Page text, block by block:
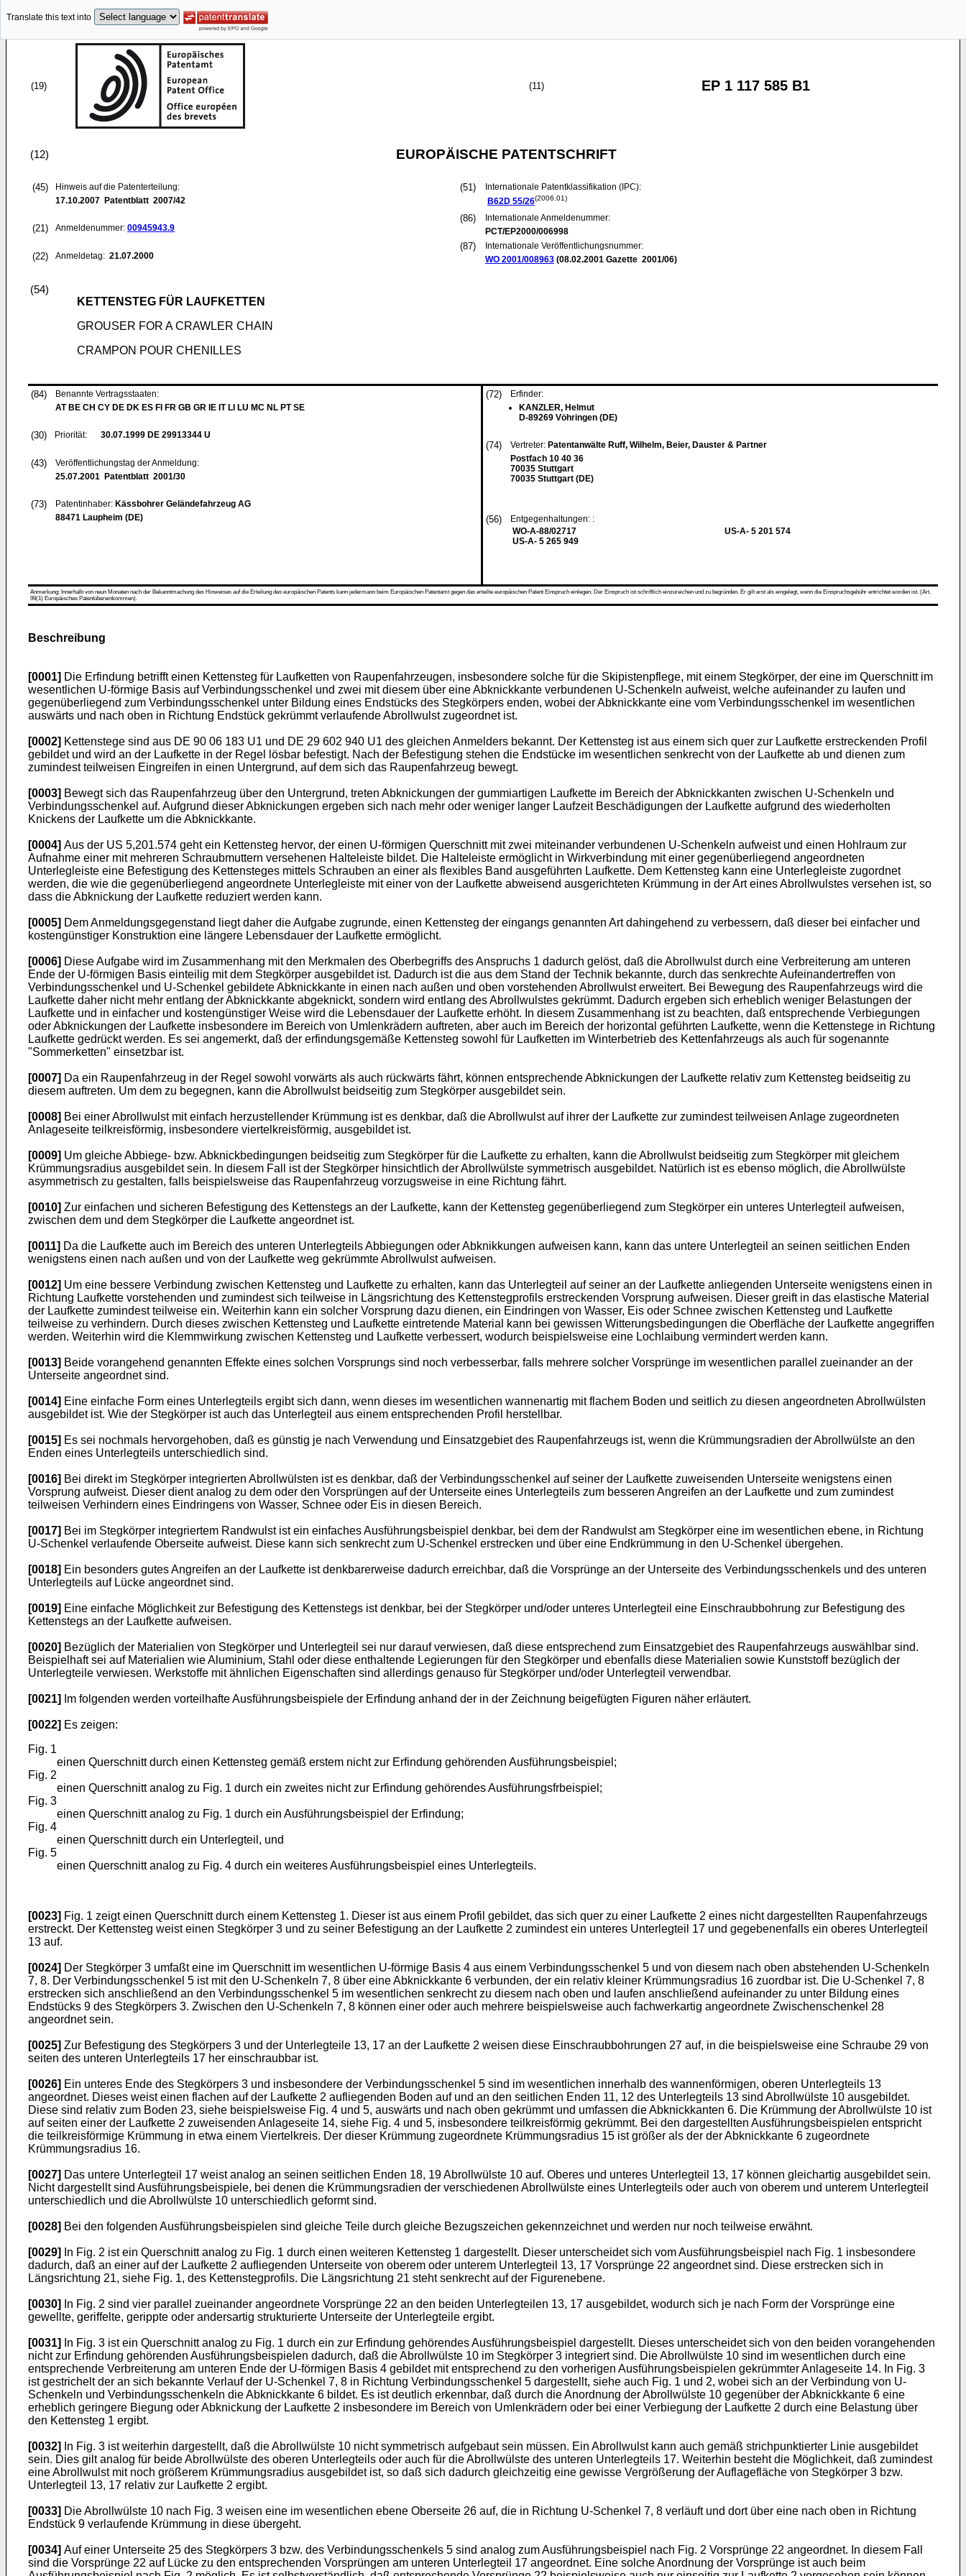
Translate this text into
(19) (11) EP 1 117 585 B1
(12) EUROPÄISCHE PATENTSCHRIFT
(45)
Hinweis auf die Patenterteilung:
17.10.2007 Patentblatt 2007/42
(21) Anmeldenummer: 00945943.9
(22) Anmeldetag: 21.07.2000
(51)
Internationale Patentklassifikation (IPC):
B62D 55/26(2006.01)
(86)
Internationale Anmeldenummer:
PCT/EP2000/006998
(87)
Internationale Veröffentlichungsnummer:
WO 2001/008963 (08.02.2001 Gazette 2001/06)
(54)
KETTENSTEG FÜR LAUFKETTEN
GROUSER FOR A CRAWLER CHAIN
CRAMPON POUR CHENILLES
(84)
Benannte Vertragsstaaten:
AT BE CH CY DE DK ES FI FR GB GR IE IT LI LU MC NL PT SE
(30) Priorität: 30.07.1999 DE 29913344 U
(43)
Veröffentlichungstag der Anmeldung:
25.07.2001 Patentblatt 2001/30
(73) Patentinhaber: Kässbohrer Geländefahrzeug AG
88471 Laupheim (DE)
(72)
Erfinder:
KANZLER, Helmut
D-89269 Vöhringen (DE)
(74) Vertreter: Patentanwälte Ruff, Wilhelm, Beier, Dauster & Partner
Postfach 10 40 36
70035 Stuttgart
70035 Stuttgart (DE)
(56)
Entgegenhaltungen: :
WO-A-88/02717
US-A- 5 265 949
US-A- 5 201 574
Anmerkung: Innerhalb von neun Monaten nach der Bekanntmachung des Hinweises auf die Erteilung des europäischen Patents kann jedermann beim Europäischen Patentamt gegen das erteilte europäischen Patent Einspruch einlegen. Der Einspruch ist schriftlich einzureichen und zu begründen. Er gilt erst als eingelegt, wenn die Einspruchsgebühr entrichtet worden ist. (Art.
99(1) Europäisches Patentübereinkommen).
Beschreibung
[0001] Die Erfindung betrifft einen Kettensteg für Laufketten von Raupenfahrzeugen, insbesondere solche für die Skipistenpflege, mit einem Stegkörper, der eine im Querschnitt im
wesentlichen U-förmige Basis auf Verbindungsschenkel und zwei mit diesem über eine Abknickkante verbundenen U-Schenkeln aufweist, welche aufeinander zu laufen und
gegenüberliegend zum Verbindungsschenkel unter Bildung eines Endstücks des Stegkörpers enden, wobei der Abknickkante eine vom Verbindungsschenkel im wesentlichen
auswärts und nach oben in Richtung Endstück gekrümmt verlaufende Abrollwulst zugeordnet ist.
[0002] Kettenstege sind aus DE 90 06 183 U1 und DE 29 602 940 U1 des gleichen Anmelders bekannt. Der Kettensteg ist aus einem sich quer zur Laufkette erstreckenden Profil
gebildet und wird an der Laufkette in der Regel lösbar befestigt. Nach der Befestigung stehen die Endstücke im wesentlichen senkrecht von der Laufkette ab und dienen zum
zumindest teilweisen Eingreifen in einen Untergrund, auf dem sich das Raupenfahrzeug bewegt.
[0003] Bewegt sich das Raupenfahrzeug über den Untergrund, treten Abknickungen der gummiartigen Laufkette im Bereich der Abknickkanten zwischen U-Schenkeln und
Verbindungsschenkel auf. Aufgrund dieser Abknickungen ergeben sich nach mehr oder weniger langer Laufzeit Beschädigungen der Laufkette aufgrund des wiederholten
Knickens der Laufkette um die Abknickkante.
[0004] Aus der US 5,201.574 geht ein Kettensteg hervor, der einen U-förmigen Querschnitt mit zwei miteinander verbundenen U-Schenkeln aufweist und einen Hohlraum zur
Aufnahme einer mit mehreren Schraubmuttern versehenen Halteleiste bildet. Die Halteleiste ermöglicht in Wirkverbindung mit einer gegenüberliegend angeordneten
Unterlegleiste eine Befestigung des Kettensteges mittels Schrauben an einer als flexibles Band ausgeführten Laufkette. Dem Kettensteg kann eine Unterlegleiste zugordnet
werden, die wie die gegenüberliegend angeordnete Unterlegleiste mit einer von der Laufkette abweisend ausgerichteten Krümmung in der Art eines Abrollwulstes versehen ist, so
dass die Abknickung der Laufkette reduziert werden kann.
[0005] Dem Anmeldungsgegenstand liegt daher die Aufgabe zugrunde, einen Kettensteg der eingangs genannten Art dahingehend zu verbessern, daß dieser bei einfacher und
kostengünstiger Konstruktion eine längere Lebensdauer der Laufkette ermöglicht.
[0006] Diese Aufgabe wird im Zusammenhang mit den Merkmalen des Oberbegriffs des Anspruchs 1 dadurch gelöst, daß die Abrollwulst durch eine Verbreiterung am unteren
Ende der U-förmigen Basis einteilig mit dem Stegkörper ausgebildet ist. Dadurch ist die aus dem Stand der Technik bekannte, durch das senkrechte Aufeinandertreffen von
Verbindungsschenkel und U-Schenkel gebildete Abknickkante in einen nach außen und oben vorstehenden Abrollwulst erweitert. Bei Bewegung des Raupenfahrzeugs wird die
Laufkette daher nicht mehr entlang der Abknickkante abgeknickt, sondern wird entlang des Abrollwulstes gekrümmt. Dadurch ergeben sich erheblich weniger Belastungen der
Laufkette und in einfacher und kostengünstiger Weise wird die Lebensdauer der Laufkette erhöht. In diesem Zusammenhang ist zu beachten, daß entsprechende Verbiegungen
oder Abknickungen der Laufkette insbesondere im Bereich von Umlenkrädern auftreten, aber auch im Bereich der horizontal geführten Laufkette, wenn die Kettenstege in Richtung
Laufkette gedrückt werden. Es sei angemerkt, daß der erfindungsgemäße Kettensteg sowohl für Laufketten im Winterbetrieb des Kettenfahrzeugs als auch für sogenannte
"Sommerketten" einsetzbar ist.
[0007] Da ein Raupenfahrzeug in der Regel sowohl vorwärts als auch rückwärts fährt, können entsprechende Abknickungen der Laufkette relativ zum Kettensteg beidseitig zu
diesem auftreten. Um dem zu begegnen, kann die Abrollwulst beidseitig zum Stegkörper ausgebildet sein.
[0008] Bei einer Abrollwulst mit einfach herzustellender Krümmung ist es denkbar, daß die Abrollwulst auf ihrer der Laufkette zur zumindest teilweisen Anlage zugeordneten
Anlageseite teilkreisförmig, insbesondere viertelkreisförmig, ausgebildet ist.
[0009] Um gleiche Abbiege- bzw. Abknickbedingungen beidseitig zum Stegkörper für die Laufkette zu erhalten, kann die Abrollwulst beidseitig zum Stegkörper mit gleichem
Krümmungsradius ausgebildet sein. In diesem Fall ist der Stegkörper hinsichtlich der Abrollwülste symmetrisch ausgebildet. Natürlich ist es ebenso möglich, die Abrollwülste
asymmetrisch zu gestalten, falls beispielsweise das Raupenfahrzeug vorzugsweise in eine Richtung fährt.
[0010] Zur einfachen und sicheren Befestigung des Kettenstegs an der Laufkette, kann der Kettensteg gegenüberliegend zum Stegkörper ein unteres Unterlegteil aufweisen,
zwischen dem und dem Stegkörper die Laufkette angeordnet ist.
[0011] Da die Laufkette auch im Bereich des unteren Unterlegteils Abbiegungen oder Abknikkungen aufweisen kann, kann das untere Unterlegteil an seinen seitlichen Enden
wenigstens einen nach außen und von der Laufkette weg gekrümmte Abrollwulst aufweisen.
[0012] Um eine bessere Verbindung zwischen Kettensteg und Laufkette zu erhalten, kann das Unterlegteil auf seiner an der Laufkette anliegenden Unterseite wenigstens einen in
Richtung Laufkette vorstehenden und zumindest sich teilweise in Längsrichtung des Kettenstegprofils erstreckenden Vorsprung aufweisen. Dieser greift in das elastische Material
der Laufkette zumindest teilweise ein. Weiterhin kann ein solcher Vorsprung dazu dienen, ein Eindringen von Wasser, Eis oder Schnee zwischen Kettensteg und Laufkette
teilweise zu verhindern. Durch dieses zwischen Kettensteg und Laufkette eintretende Material kann bei gewissen Witterungsbedingungen die Oberfläche der Laufkette angegriffen
werden. Weiterhin wird die Klemmwirkung zwischen Kettensteg und Laufkette verbessert, wodurch beispielsweise eine Lochlaibung vermindert werden kann.
[0013] Beide vorangehend genannten Effekte eines solchen Vorsprungs sind noch verbesserbar, falls mehrere solcher Vorsprünge im wesentlichen parallel zueinander an der
Unterseite angeordnet sind.
[0014] Eine einfache Form eines Unterlegteils ergibt sich dann, wenn dieses im wesentlichen wannenartig mit flachem Boden und seitlich zu diesen angeordneten Abrollwülsten
ausgebildet ist. Wie der Stegkörper ist auch das Unterlegteil aus einem entsprechenden Profil herstellbar.
[0015] Es sei nochmals hervorgehoben, daß es günstig je nach Verwendung und Einsatzgebiet des Raupenfahrzeugs ist, wenn die Krümmungsradien der Abrollwülste an den
Enden eines Unterlegteils unterschiedlich sind.
[0016] Bei direkt im Stegkörper integrierten Abrollwülsten ist es denkbar, daß der Verbindungsschenkel auf seiner der Laufkette zuweisenden Unterseite wenigstens einen
Vorsprung aufweist. Dieser dient analog zu dem oder den Vorsprüngen auf der Unterseite eines Unterlegteils zum besseren Angreifen an der Laufkette und zum zumindest
teilweisen Verhindern eines Eindringens von Wasser, Schnee oder Eis in diesen Bereich.
[0017] Bei im Stegkörper integriertem Randwulst ist ein einfaches Ausführungsbeispiel denkbar, bei dem der Randwulst am Stegkörper eine im wesentlichen ebene, in Richtung
U-Schenkel verlaufende Oberseite aufweist. Diese kann sich senkrecht zum U-Schenkel erstrecken und über eine Endkrümmung in den U-Schenkel übergehen.
[0018] Ein besonders gutes Angreifen an der Laufkette ist denkbarerweise dadurch erreichbar, daß die Vorsprünge an der Unterseite des Verbindungsschenkels und des unteren
Unterlegteils auf Lücke angeordnet sind.
[0019] Eine einfache Möglichkeit zur Befestigung des Kettenstegs ist denkbar, bei der Stegkörper und/oder unteres Unterlegteil eine Einschraubbohrung zur Befestigung des
Kettenstegs an der Laufkette aufweisen.
[0020] Bezüglich der Materialien von Stegkörper und Unterlegteil sei nur darauf verwiesen, daß diese entsprechend zum Einsatzgebiet des Raupenfahrzeugs auswählbar sind.
Beispielhaft sei auf Materialien wie Aluminium, Stahl oder diese enthaltende Legierungen für den Stegkörper und ebenfalls diese Materialien sowie Kunststoff bezüglich der
Unterlegteile verwiesen. Werkstoffe mit ähnlichen Eigenschaften sind allerdings genauso für Stegkörper und/oder Unterlegteil verwendbar.
[0021] Im folgenden werden vorteilhafte Ausführungsbeispiele der Erfindung anhand der in der Zeichnung beigefügten Figuren näher erläutert.
[0022] Es zeigen:
Fig. 1
einen Querschnitt durch einen Kettensteg gemäß erstem nicht zur Erfindung gehörenden Ausführungsbeispiel;
Fig. 2
einen Querschnitt analog zu Fig. 1 durch ein zweites nicht zur Erfindung gehörendes Ausführungsfrbeispiel;
Fig. 3
einen Querschnitt analog zu Fig. 1 durch ein Ausführungsbeispiel der Erfindung;
Fig. 4
einen Querschnitt durch ein Unterlegteil, und
Fig. 5
einen Querschnitt analog zu Fig. 4 durch ein weiteres Ausführungsbeispiel eines Unterlegteils.
[0023] Fig. 1 zeigt einen Querschnitt durch einem Kettensteg 1. Dieser ist aus einem Profil gebildet, das sich quer zu einer Laufkette 2 eines nicht dargestellten Raupenfahrzeugs
erstreckt. Der Kettensteg weist einen Stegkörper 3 und zu seiner Befestigung an der Laufkette 2 zumindest ein unteres Unterlegteil 17 und gegebenenfalls ein oberes Unterlegteil
13 auf.
[0024] Der Stegkörper 3 umfaßt eine im Querschnitt im wesentlichen U-förmige Basis 4 aus einem Verbindungsschenkel 5 und von diesem nach oben abstehenden U-Schenkeln
7, 8. Der Verbindungsschenkel 5 ist mit den U-Schenkeln 7, 8 über eine Abknickkante 6 verbunden, der ein relativ kleiner Krümmungsradius 16 zuordbar ist. Die U-Schenkel 7, 8
erstrecken sich anschließend an den Verbindungsschenkel 5 im wesentlichen senkrecht zu diesem nach oben und laufen anschließend aufeinander zu unter Bildung eines
Endstücks 9 des Stegkörpers 3. Zwischen den U-Schenkeln 7, 8 können einer oder auch mehrere beispielsweise auch fachwerkartig angeordnete Zwischenschenkel 28
angeordnet sein.
[0025] Zur Befestigung des Stegkörpers 3 und der Unterlegteile 13, 17 an der Laufkette 2 weisen diese Einschraubbohrungen 27 auf, in die beispielsweise eine Schraube 29 von
seiten des unteren Unterlegteils 17 her einschraubbar ist.
[0026] Ein unteres Ende des Stegkörpers 3 und insbesondere der Verbindungsschenkel 5 sind im wesentlichen innerhalb des wannenförmigen, oberen Unterlegteils 13
angeordnet. Dieses weist einen flachen auf der Laufkette 2 aufliegenden Boden auf und an den seitlichen Enden 11, 12 des Unterlegteils 13 sind Abrollwülste 10 ausgebildet.
Diese sind relativ zum Boden 23, siehe beispielsweise Fig. 4 und 5, auswärts und nach oben gekrümmt und umfassen die Abknickkanten 6. Die Krümmung der Abrollwülste 10 ist
auf seiten einer der Laufkette 2 zuweisenden Anlageseite 14, siehe Fig. 4 und 5, insbesondere teilkreisförmig gekrümmt. Bei den dargestellten Ausführungsbeispielen entspricht
die teilkreisförmige Krümmung in etwa einem Viertelkreis. Der dieser Krümmung zugeordnete Krümmungsradius 15 ist größer als der der Abknickkante 6 zugeordnete
Krümmungsradius 16.
[0027] Das untere Unterlegteil 17 weist analog an seinen seitlichen Enden 18, 19 Abrollwülste 10 auf. Oberes und unteres Unterlegteil 13, 17 können gleichartig ausgebildet sein.
Nicht dargestellt sind Ausführungsbeispiele, bei denen die Krümmungsradien der verschiedenen Abrollwülste eines Unterlegteils oder auch von oberem und unterem Unterlegteil
unterschiedlich und die Abrollwülste 10 unterschiedlich geformt sind.
[0028] Bei den folgenden Ausführungsbeispielen sind gleiche Teile durch gleiche Bezugszeichen gekennzeichnet und werden nur noch teilweise erwähnt.
[0029]
In Fig. 2 ist ein Querschnitt analog zu Fig. 1 durch einen weiteren Kettensteg 1 dargestellt. Dieser unterscheidet sich vom Ausführungsbeispiel nach Fig. 1 insbesondere
dadurch, daß an einer auf der Laufkette 2 aufliegenden Unterseite von oberem oder unterem Unterlegteil 13, 17 Vorsprünge 22 angeordnet sind. Diese erstrecken sich in
Längsrichtung 21, siehe Fig. 1, des Kettenstegprofils. Die Längsrichtung 21 steht senkrecht auf der Figurenebene.
[0030]
In Fig. 2 sind vier parallel zueinander angeordnete Vorsprünge 22 an den beiden Unterlegteilen 13, 17 ausgebildet, wodurch sich je nach Form der Vorsprünge eine
gewellte, geriffelte, gerippte oder andersartig strukturierte Unterseite der Unterlegteile ergibt.
[0031]
In Fig. 3 ist ein Querschnitt analog zu Fig. 1 durch ein zur Erfindung gehörendes Ausführungsbeispiel dargestellt. Dieses unterscheidet sich von den beiden vorangehenden
nicht zur Erfindung gehörenden Ausführungsbeispielen dadurch, daß die Abrollwülste 10 im Stegkörper 3 integriert sind. Die Abrollwülste 10 sind im wesentlichen durch eine
entsprechende Verbreiterung am unteren Ende der U-förmigen Basis 4 gebildet mit entsprechend zu den vorherigen Ausführungsbeispielen gekrümmter Anlageseite 14. In Fig. 3
ist gestrichelt der an sich bekannte Verlauf der U-Schenkel 7, 8 in Richtung Verbindungsschenkel 5 dargestellt, siehe auch Fig. 1 und 2, wobei sich an der Verbindung von U-
Schenkeln und Verbindungsschenkeln die Abknickkante 6 bildet. Es ist deutlich erkennbar, daß durch die Anordnung der Abrollwülste 10 gegenüber der Abknickkante 6 eine
erheblich geringere Biegung oder Abknickung der Laufkette 2 insbesondere im Bereich von Umlenkrädern oder bei einer Verbiegung der Laufkette 2 durch eine Belastung über
den Kettensteg 1 ergibt.
[0032]
In Fig. 3 ist weiterhin dargestellt, daß die Abrollwülste 10 nicht symmetrisch aufgebaut sein müssen. Ein Abrollwulst kann auch gemäß strichpunktierter Linie ausgebildet
sein. Dies gilt analog für beide Abrollwülste des oberen Unterlegteils oder auch für die Abrollwülste des unteren Unterlegteils 17. Weiterhin besteht die Möglichkeit, daß zumindest
eine Abrollwulst mit noch größerem Krümmungsradius ausgebildet ist, so daß sich dadurch gleichzeitig eine gewisse Vergrößerung der Auflagefläche von Stegkörper 3 bzw.
Unterlegteil 13, 17 relativ zur Laufkette 2 ergibt.
[0033] Die Abrollwülste 10 nach Fig. 3 weisen eine im wesentlichen ebene Oberseite 26 auf, die in Richtung U-Schenkel 7, 8 verläuft und dort über eine nach oben in Richtung
Endstück 9 verlaufende Krümmung in diese übergeht.
[0034] Auf einer Unterseite 25 des Stegkörpers 3 bzw. des Verbindungsschenkels 5 sind analog zum Ausführungsbeispiel nach Fig. 2 Vorsprünge 22 angeordnet. In diesem Fall
sind die Vorsprünge 22 auf Lücke zu den entsprechenden Vorsprüngen am unteren Unterlegteil 17 angeordnet. Eine solche Anordnung der Vorsprünge ist auch beim